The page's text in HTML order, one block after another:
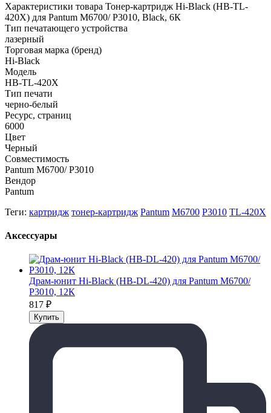
Характеристики товара Тонер-картридж Hi-Black (HB-TL-
420X) для Pantum M6700/ P3010, Black, 6К
Тип печатающего устройства
лазерный
Торговая марка (бренд)
Hi-Black
Модель
HB-TL-420X
Тип печати
черно-белый
Ресурс, страниц
6000
Цвет
Черный
Совместимость
Pantum M6700/ P3010
Вендор
Pantum
Теги: картридж тонер-картридж Pantum M6700 P3010 TL-420X
Аксессуары
Драм-юнит Hi-Black (HB-DL-420) для Pantum M6700/
P3010, 12К
817 ₽